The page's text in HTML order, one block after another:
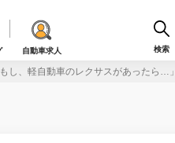
自動車求人 検索
もし、軽自動車のレクサスがあったら